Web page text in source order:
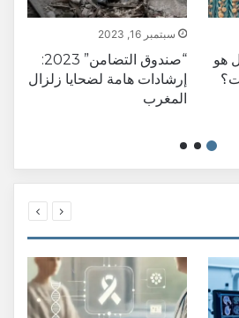
هو
سبتمبر 16, 2023
“صندوق التضامن” 2023:
إرشادات هامة لضحايا زلزال
المغرب